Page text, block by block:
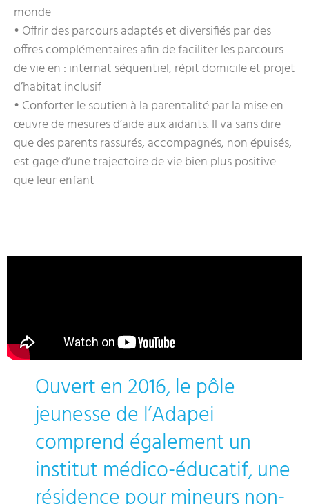
monde
• Offrir des parcours adaptés et diversifiés par des
offres complémentaires afin de faciliter les parcours
de vie en : internat séquentiel, répit domicile et projet
d’habitat inclusif
• Conforter le soutien à la parentalité par la mise en
œuvre de mesures d’aide aux aidants. Il va sans dire
que des parents rassurés, accompagnés, non épuisés,
est gage d’une trajectoire de vie bien plus positive
que leur enfant
Ouvert en 2016, le pôle
jeunesse de l’Adapei
comprend également un
institut médico-éducatif, une